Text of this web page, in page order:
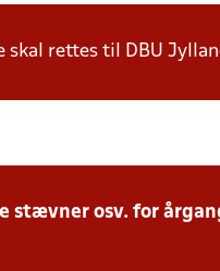
rettes til DBU
stævner osv. for